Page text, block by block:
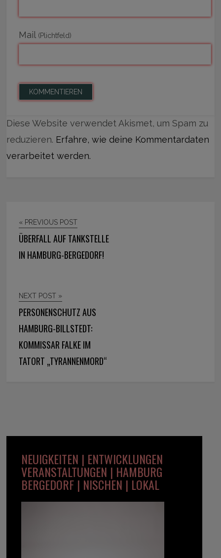
Mail (Plichtfeld)
Diese Website verwendet Akismet, um Spam zu
reduzieren. Erfahre, wie deine Kommentardaten
verarbeitet werden.
« PREVIOUS POST
ÜBERFALL AUF TANKSTELLE
IN HAMBURG-BERGEDORF!
NEXT POST »
PERSONENSCHUTZ AUS
HAMBURG-BILLSTEDT:
KOMMISSAR FALKE IM
TATORT „TYRANNENMORD“
NEUIGKEITEN | ENTWICKLUNGEN
VERANSTALTUNGEN | HAMBURG
BERGEDORF | NISCHEN | LOKAL